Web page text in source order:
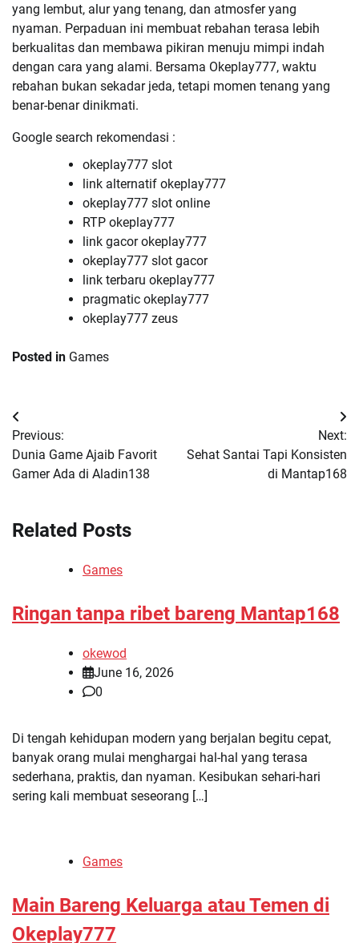
yang lembut, alur yang tenang, dan atmosfer yang
nyaman. Perpaduan ini membuat rebahan terasa lebih
berkualitas dan membawa pikiran menuju mimpi indah
dengan cara yang alami. Bersama Okeplay777, waktu
rebahan bukan sekadar jeda, tetapi momen tenang yang
benar-benar dinikmati.
Google search rekomendasi :
okeplay777 slot
link alternatif okeplay777
okeplay777 slot online
RTP okeplay777
link gacor okeplay777
okeplay777 slot gacor
link terbaru okeplay777
pragmatic okeplay777
okeplay777 zeus
Posted in Games
Post
navigation
Previous:
Dunia Game Ajaib Favorit
Gamer Ada di Aladin138
Next:
Sehat Santai Tapi Konsisten
di Mantap168
Related Posts
Games
Ringan tanpa ribet bareng Mantap168
okewod
June 16, 2026
0
Di tengah kehidupan modern yang berjalan begitu cepat,
banyak orang mulai menghargai hal-hal yang terasa
sederhana, praktis, dan nyaman. Kesibukan sehari-hari
sering kali membuat seseorang […]
Games
Main Bareng Keluarga atau Temen di
Okeplay777